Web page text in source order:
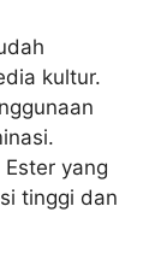
kultur.
yang
tinggi dan